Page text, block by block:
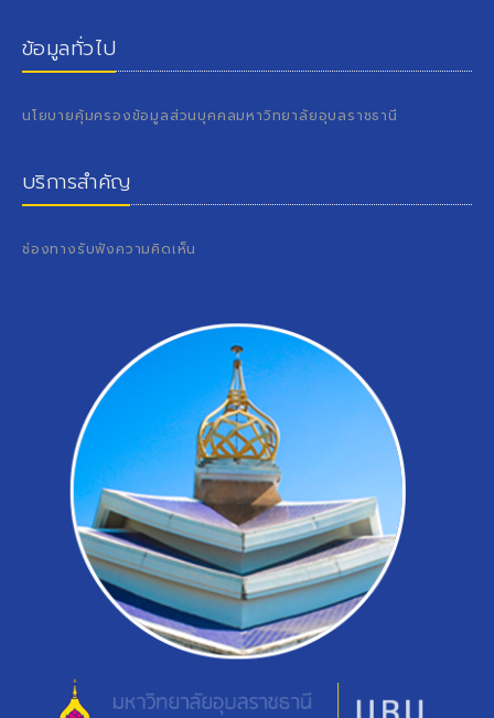
ข้อมูลทั่วไป
นโยบายคุ้มครองข้อมูลส่วนบุคคลมหาวิทยาลัยอุบลราชธานี
บริการสำคัญ
ช่องทางรับฟังความคิดเห็น